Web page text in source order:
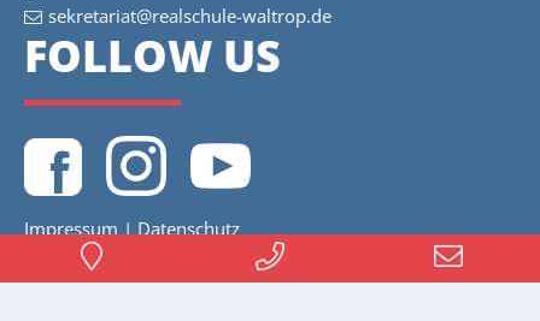
sekretariat@realschule-waltrop.de
FOLLOW US
Impressum | Datenschutz